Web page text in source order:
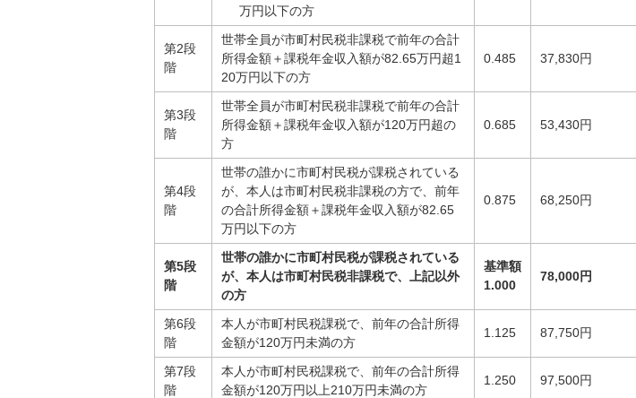
万円以下の方
第2段
階
世帯全員が市町村民税非課税で前年の合計
所得金額＋課税年金収入額が82.65万円超1
20万円以下の方
0.485 37,830円
第3段
階
世帯全員が市町村民税非課税で前年の合計
所得金額＋課税年金収入額が120万円超の
方
0.685 53,430円
第4段
階
世帯の誰かに市町村民税が課税されている
が、本人は市町村民税非課税の方で、前年
の合計所得金額＋課税年金収入額が82.65
万円以下の方
0.875 68,250円
第5段
階
世帯の誰かに市町村民税が課税されている
が、本人は市町村民税非課税で、上記以外
の方
基準額
1.000
78,000円
第6段
階
本人が市町村民税課税で、前年の合計所得
金額が120万円未満の方
1.125 87,750円
第7段
階
本人が市町村民税課税で、前年の合計所得
金額が120万円以上210万円未満の方
1.250 97,500円